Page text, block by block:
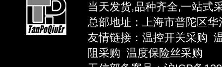
当天发货,品种齐全,一站式
总部地址：上海市普陀区
友情链接： 温控开关采购
阻采购 温度保险丝采购